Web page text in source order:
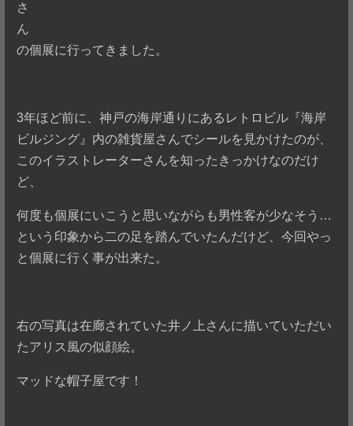
さ
ん
の個展に行ってきました。
3年ほど前に、神戸の海岸通りにあるレトロビル『海岸
ビルジング』内の雑貨屋さんでシールを見かけたのが、
このイラストレーターさんを知ったきっかけなのだけ
ど、
何度も個展にいこうと思いながらも男性客が少なそう…
という印象から二の足を踏んでいたんだけど、今回やっ
と個展に行く事が出来た。
右の写真は在廊されていた井ノ上さんに描いていただい
たアリス風の似顔絵。
マッドな帽子屋です！